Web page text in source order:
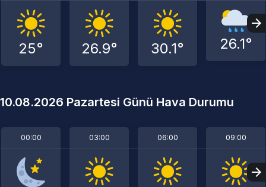
25° 26.9° 30.1° 26.1°
10.08.2026 Pazartesi Günü Hava Durumu
00:00 03:00 06:00 09:00